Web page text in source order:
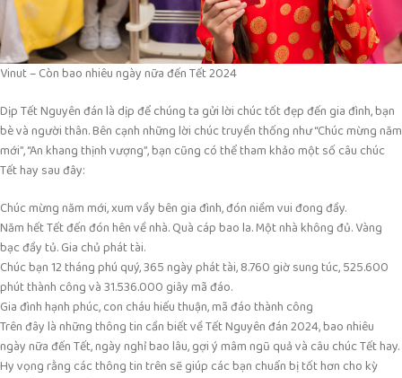
Vinut – Còn bao nhiêu ngày nữa đến Tết 2024
Dịp Tết Nguyên đán là dịp để chúng ta gửi lời chúc tốt đẹp đến gia đình, bạn
bè và người thân. Bên cạnh những lời chúc truyền thống như “Chúc mừng năm
mới”, “An khang thịnh vượng”, bạn cũng có thể tham khảo một số câu chúc
Tết hay sau đây:
Chúc mừng năm mới, xum vầy bên gia đình, đón niềm vui đong đầy.
Năm hết Tết đến đón hên về nhà. Quà cáp bao la. Một nhà không đủ. Vàng
bạc đầy tủ. Gia chủ phát tài.
Chúc bạn 12 tháng phú quý, 365 ngày phát tài, 8.760 giờ sung túc, 525.600
phút thành công và 31.536.000 giây mã đáo.
Gia đình hạnh phúc, con cháu hiếu thuận, mã đáo thành công
Trên đây là những thông tin cần biết về Tết Nguyên đán 2024, bao nhiêu
ngày nữa đến Tết, ngày nghỉ bao lâu, gợi ý mâm ngũ quả và câu chúc Tết hay.
Hy vọng rằng các thông tin trên sẽ giúp các bạn chuẩn bị tốt hơn cho kỳ